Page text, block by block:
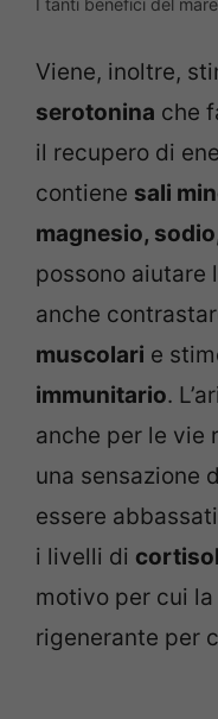
I tanti benefici del
Viene, inoltre,
serotonina che
il recupero di
contiene sali
magnesio,
possono aiutare
anche
muscolari e
immunitario.
anche per le vie
una sensazione
essere
i livelli di
motivo per cui
rigenerante per